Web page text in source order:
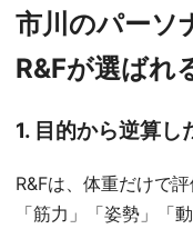
市川のパーソ
R&Fが選ばれ
1. 目的から逆算し
R&Fは、体重だけで評
「筋力」「姿勢」「